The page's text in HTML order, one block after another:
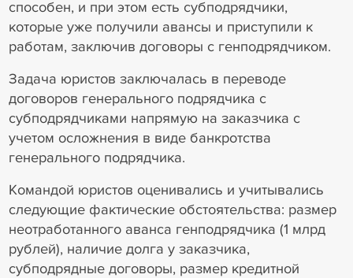
способен, и при этом есть субподрядчики,
которые уже получили авансы и приступили к
работам, заключив договоры с генподрядчиком.
Задача юристов заключалась в переводе
договоров генерального подрядчика с
субподрядчиками напрямую на заказчика с
учетом осложнения в виде банкротства
генерального подрядчика.
Командой юристов оценивались и учитывались
следующие фактические обстоятельства: размер
неотработанного аванса генподрядчика (1 млрд
рублей), наличие долга у заказчика,
субподрядные договоры, размер кредитной